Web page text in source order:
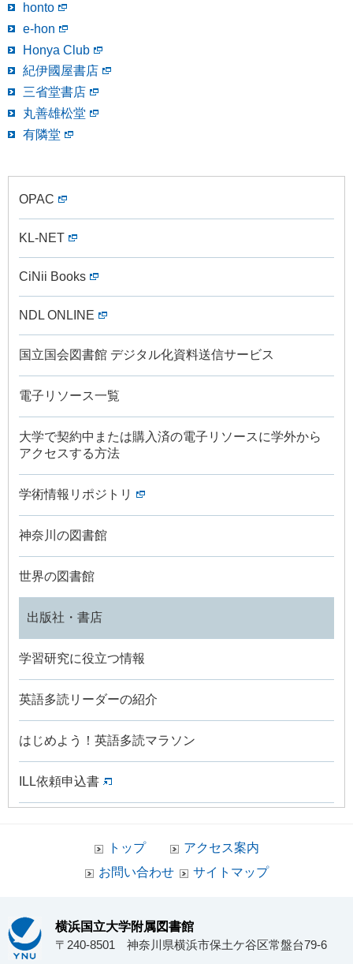
honto
e-hon
Honya Club
紀伊國屋書店
三省堂書店
丸善雄松堂
有隣堂
OPAC
KL-NET
CiNii Books
NDL ONLINE
国立国会図書館 デジタル化資料送信サービス
電子リソース一覧
大学で契約中または購入済の電子リソースに学外から
アクセスする方法
学術情報リポジトリ
神奈川の図書館
世界の図書館
出版社・書店
学習研究に役立つ情報
英語多読リーダーの紹介
はじめよう！英語多読マラソン
ILL依頼申込書
トップ
アクセス案内
お問い合わせ
サイトマップ
横浜国立大学附属図書館
〒240-8501 神奈川県横浜市保土ケ谷区常盤台79-6